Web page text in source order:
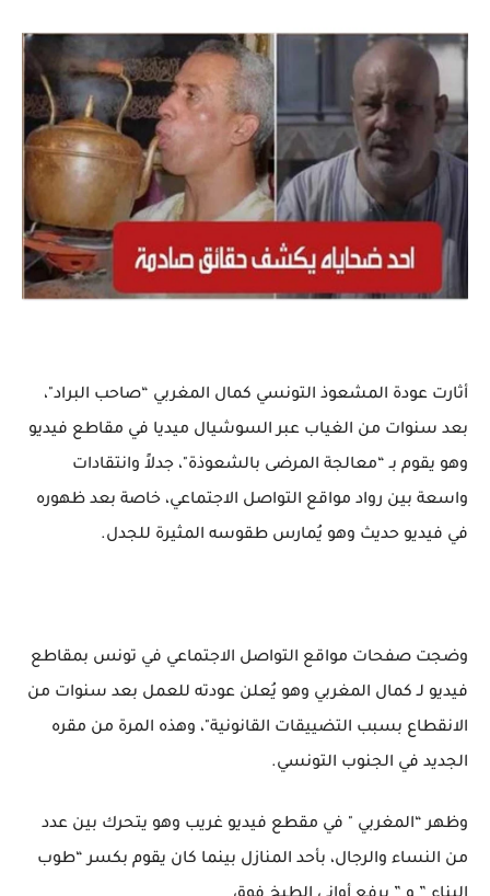
أثارت عودة المشعوذ التونسي كمال المغربي “صاحب البراد"،
بعد سنوات من الغياب عبر السوشيال ميديا في مقاطع فيديو
وهو يقوم بـ “معالجة المرضى بالشعوذة"، جدلاً وانتقادات
واسعة بين رواد مواقع التواصل الاجتماعي، خاصة بعد ظهوره
في فيديو حديث وهو يُمارس طقوسه المثيرة للجدل.
وضجت صفحات مواقع التواصل الاجتماعي في تونس بمقاطع
فيديو لـ كمال المغربي وهو يُعلن عودته للعمل بعد سنوات من
الانقطاع بسبب التضييقات القانونية"، وهذه المرة من مقره
الجديد في الجنوب التونسي.
وظهر “المغربي " في مقطع فيديو غريب وهو يتحرك بين عدد
من النساء والرجال، بأحد المنازل بينما كان يقوم بكسر “طوب